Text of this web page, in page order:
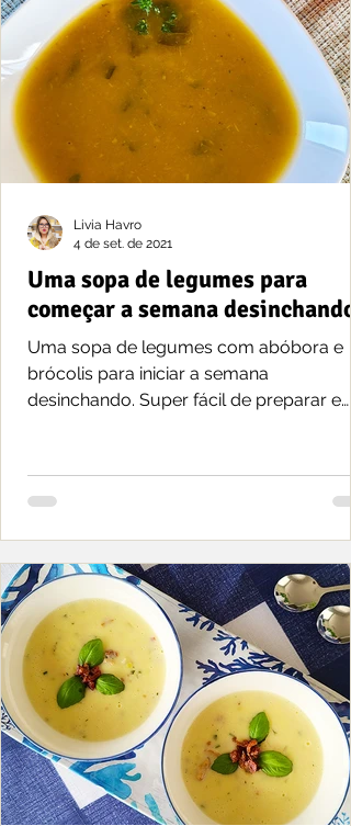
Uma sopa de legumes para
começar a semana desinchando
Uma sopa de legumes com abóbora e
brócolis para iniciar a semana
desinchando. Super fácil de preparar e
Livia Havro
4 de set. de 2021